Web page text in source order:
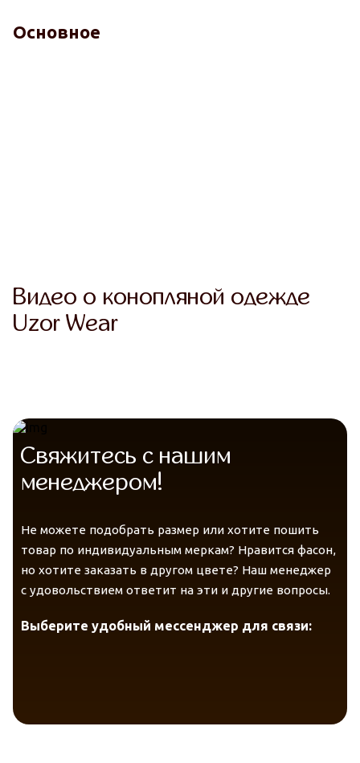
Основное
Отсутствие зуда
Гипоаллергенные материалы
Видео о конопляной одежде
Uzor Wear
Свяжитесь с нашим
менеджером!
Не можете подобрать размер или хотите пошить
товар по индивидуальным меркам? Нравится фасон,
но хотите заказать в другом цвете? Наш менеджер
с удовольствием ответит на эти и другие вопросы.
Выберите удобный мессенджер для связи: